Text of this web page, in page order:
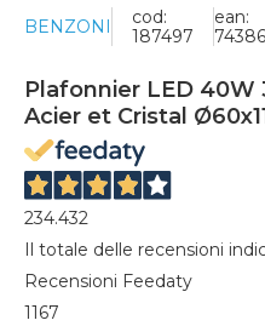
BENZONI
cod:
187497
ean:
Plafonnier LED 40W
Acier et Cristal
234.432
Il totale delle recensioni
Recensioni Feedaty
1167